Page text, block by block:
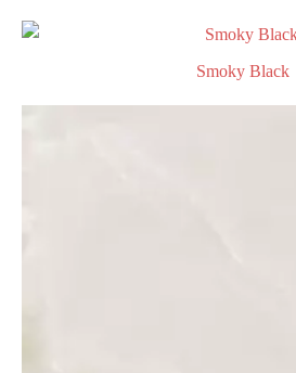
Smoky Black